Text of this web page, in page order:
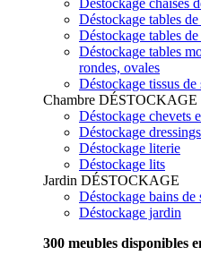
Déstockage chaises
Déstockage tables
Déstockage tables
Déstockage tables
rondes, ovales
Déstockage tissus de
Chambre DÉSTOCKAGE
Déstockage chevets
Déstockage dressings
Déstockage literie
Déstockage lits
Jardin DÉSTOCKAGE
Déstockage bains de
Déstockage jardin
300 meubles disponibles